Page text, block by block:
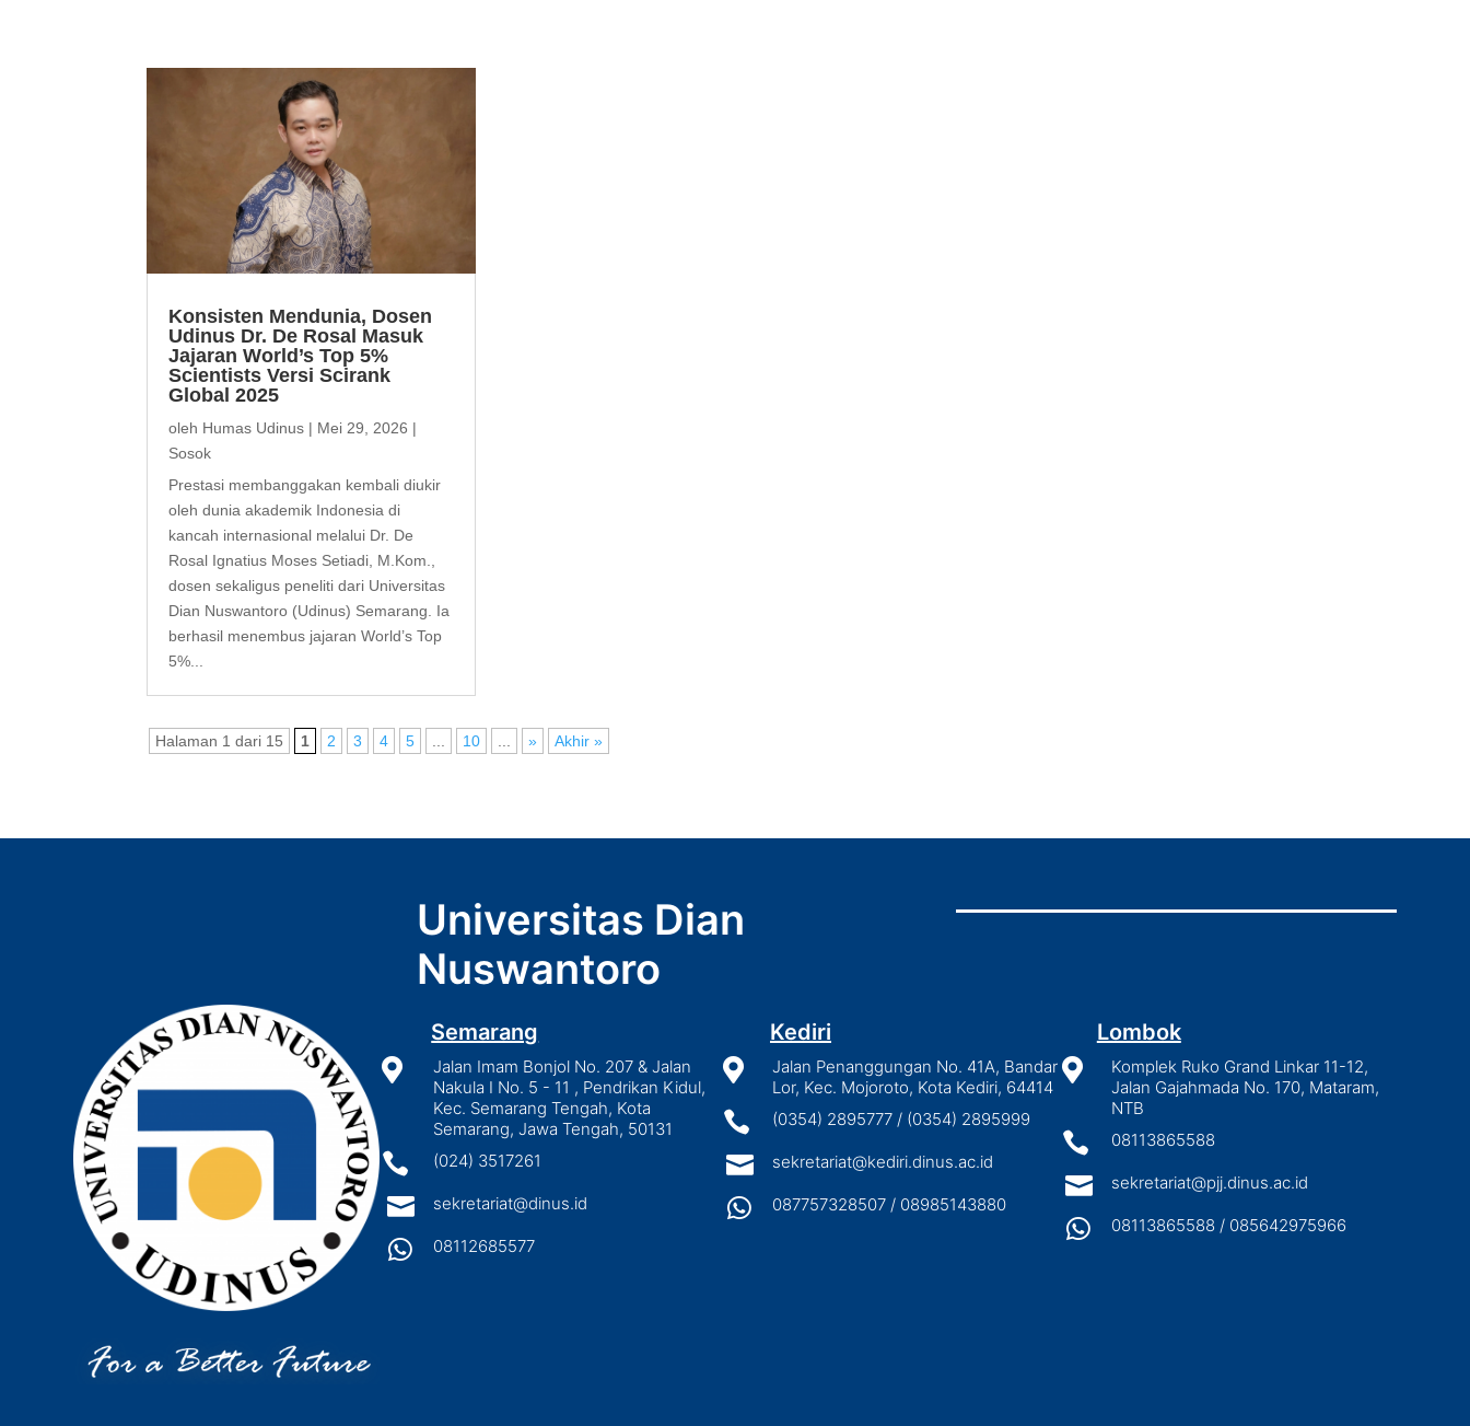
Konsisten Mendunia, Dosen
Udinus Dr. De Rosal Masuk
Jajaran World’s Top 5%
Scientists Versi Scirank
Global 2025
oleh Humas Udinus | Mei 29, 2026 |
Sosok
Prestasi membanggakan kembali diukir
oleh dunia akademik Indonesia di
kancah internasional melalui Dr. De
Rosal Ignatius Moses Setiadi, M.Kom.,
dosen sekaligus peneliti dari Universitas
Dian Nuswantoro (Udinus) Semarang. Ia
berhasil menembus jajaran World’s Top
5%...
Halaman 1 dari 15 1 2 3 4 5 ... 10 ... » Akhir »
Universitas Dian
Nuswantoro
Semarang

Jalan Imam Bonjol No. 207 & Jalan
Nakula I No. 5 - 11 , Pendrikan Kidul,
Kec. Semarang Tengah, Kota
Semarang, Jawa Tengah, 50131
 (024) 3517261
 sekretariat@dinus.id
 08112685577
Kediri

Jalan Penanggungan No. 41A, Bandar
Lor, Kec. Mojoroto, Kota Kediri, 64414
 (0354) 2895777 / (0354) 2895999
 sekretariat@kediri.dinus.ac.id
 087757328507 / 08985143880
Lombok

Komplek Ruko Grand Linkar 11-12,
Jalan Gajahmada No. 170, Mataram,
NTB
 08113865588
 sekretariat@pjj.dinus.ac.id
 08113865588 / 085642975966